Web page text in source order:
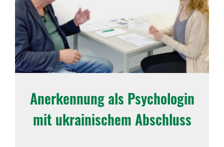
Aner­ken­nung als Psycho­login
mit ukra­i­ni­schem Abschluss